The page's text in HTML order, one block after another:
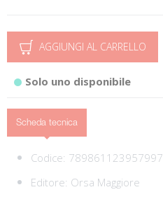
AGGIUNGI AL CARRELLO
Solo uno disponibile
Scheda tecnica
Codice: 789861123957997
Editore: Orsa Maggiore